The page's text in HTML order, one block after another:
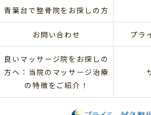
青葉台で整骨院をお探しの方
お問い合わせ プラ
良いマッサージ院をお探しの
方へ：当院のマッサージ治療
の特徴をご紹介！